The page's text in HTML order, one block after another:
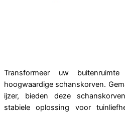
Transformeer uw
hoogwaardige schanskorven.
ijzer, bieden deze
stabiele oplossing voor